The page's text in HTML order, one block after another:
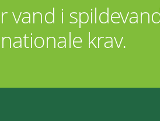
i
krav.